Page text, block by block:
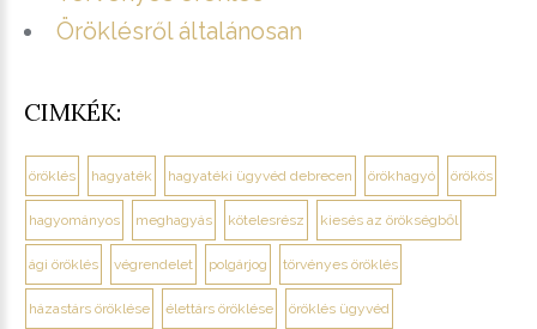
Öröklésről általánosan
CIMKÉK:
öröklés hagyaték hagyatéki ügyvéd debrecen örökhagyó örökös
hagyományos meghagyás kötelesrész kiesés az örökségből
ági öröklés végrendelet polgárjog törvényes öröklés
házastárs öröklése élettárs öröklése öröklés ügyvéd